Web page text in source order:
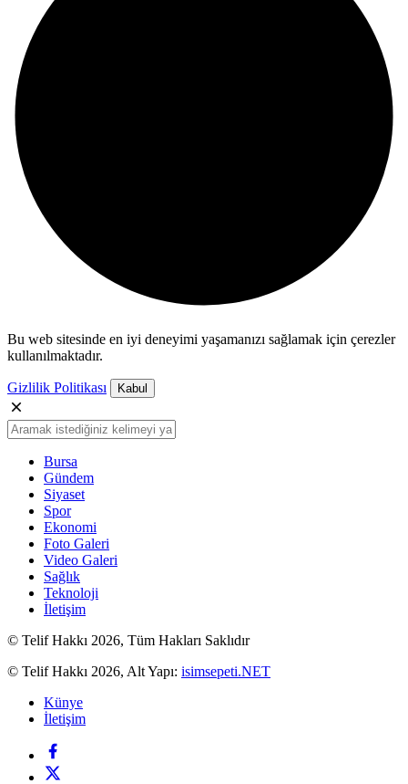
Bu web sitesinde en iyi deneyimi yaşamanızı sağlamak için çerezler
kullanılmaktadır.
Gizlilik Politikası Kabul
Bursa
Gündem
Siyaset
Spor
Ekonomi
Foto Galeri
Video Galeri
Sağlık
Teknoloji
İletişim
© Telif Hakkı 2026, Tüm Hakları Saklıdır
© Telif Hakkı 2026, Alt Yapı: isimsepeti.NET
Künye
İletişim